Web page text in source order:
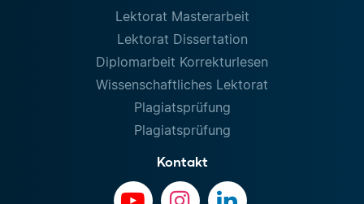
Lektorat Masterarbeit
Lektorat Dissertation
Diplomarbeit Korrekturlesen
Wissenschaftliches Lektorat
Plagiatsprüfung
Plagiatsprüfung
Kontakt